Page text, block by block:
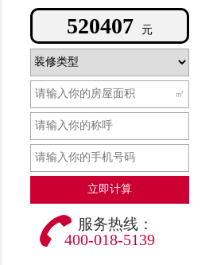
564528 元
㎡
服务热线：
400-018-5139